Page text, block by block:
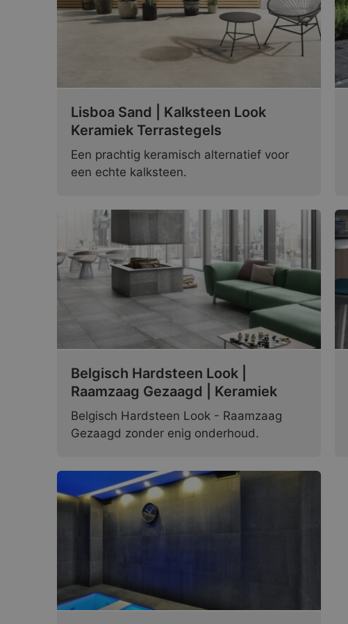
Lisboa Sand | Kalksteen Look
Keramiek Terrastegels
Een prachtig keramisch alternatief voor
een echte kalksteen.
Belgisch Hardsteen Look |
Raamzaag Gezaagd | Keramiek
Belgisch Hardsteen Look - Raamzaag
Gezaagd zonder enig onderhoud.